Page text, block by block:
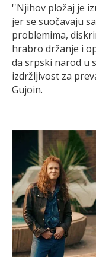
''Njihov pložaj je
jer se suočavaju
problemima,
hrabro držanje i
da srpski narod u
izdržljivost za
Gujoin.